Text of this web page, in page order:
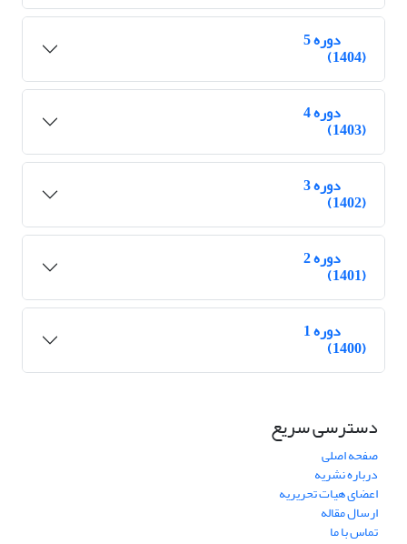
دوره 5
(1404)
دوره 4
(1403)
دوره 3
(1402)
دوره 2
(1401)
دوره 1
(1400)
دسترسی سریع
صفحه اصلی
درباره نشریه
اعضای هیات تحریریه
ارسال مقاله
تماس با ما